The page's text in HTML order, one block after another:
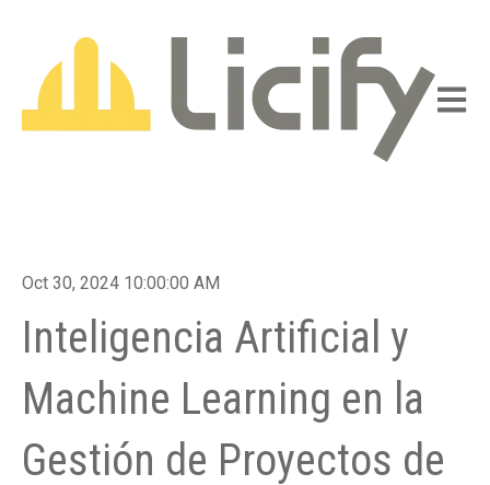
Abrir
Oct 30, 2024 10:00:00 AM
Inteligencia Artificial y
Machine Learning en la
Gestión de Proyectos de